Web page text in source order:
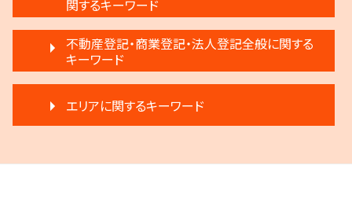
遺言 執行 相続人
遺留分 計算
相続登記 義務化 過去の相続
相続 弁護士費用
限定承認 相続
生前贈与とは 住宅
限定承認とは 弁護士
相続 弁護士
家賃滞納 強制退去
不動産 生前贈与
退去 立会い トラブル
賃料増額 借地借家法
不動産 弁護士
不動産 明け渡し 弁護士
家賃 滞納 弁護士
家賃 値上げ 交渉
調停離婚 弁護士
離婚 弁護士
離婚 子供 戸籍
離婚調停 聞かれること
離婚 不動産
離婚 話し合い
民事再生法とは 法人
民事再生 弁済額
破産 倒産 違い
個人再生 メリット
借金 調停
破産 個人
任意整理 住宅ローン
関するキーワード
任意後見制度とは
任意後見制度 義務
家族信託 できること
任意後見制度 メリット
家族信託 弁護士
不動産登記・商業登記・法人登記全般に関する
キーワード
不動産登記 アパート
商業登記 罰則
不動産登記法
エリアに関するキーワード
調布市 不動産トラブル